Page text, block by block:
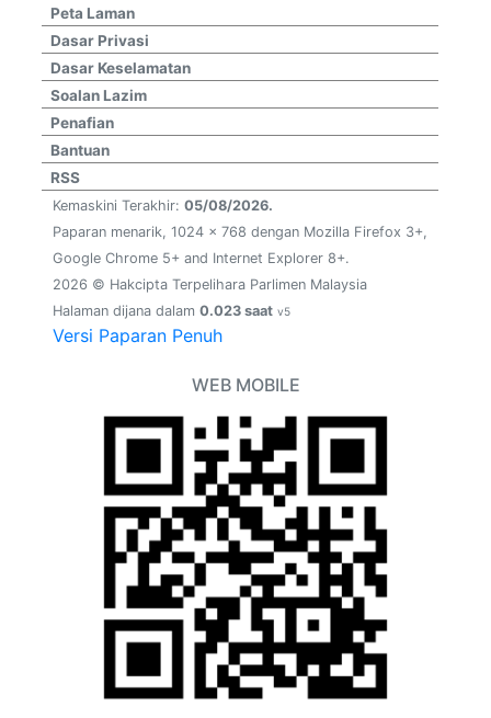
Peta Laman
Dasar Privasi
Dasar Keselamatan
Soalan Lazim
Penafian
Bantuan
RSS
Kemaskini Terakhir: 05/08/2026.
Paparan menarik, 1024 x 768 dengan Mozilla Firefox 3+,
Google Chrome 5+ and Internet Explorer 8+.
2026 © Hakcipta Terpelihara Parlimen Malaysia
Halaman dijana dalam 0.023 saat v5
Versi Paparan Penuh
WEB MOBILE